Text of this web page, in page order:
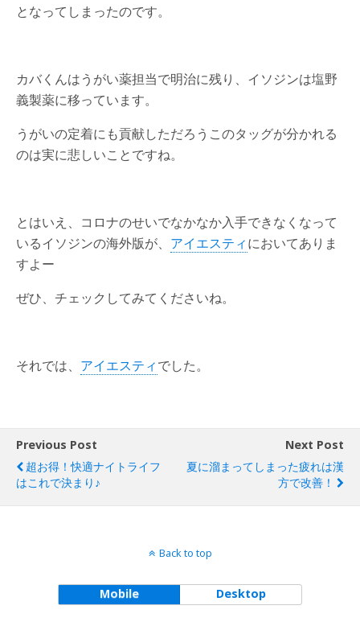
となってしまったのです。
カバくんはうがい薬担当で明治に残り、イソジンは塩野
義製薬に移っています。
うがいの定着にも貢献しただろうこのタッグが分かれる
のは実に悲しいことですね。
とはいえ、コロナのせいでなかなか入手できなくなって
いるイソジンの海外版が、 アイエスティにおいてありま
すよー
ぜひ、チェックしてみてくださいね。
それでは、 アイエスティでした。
Previous Post
超お得！快適ナイトライフ
はこれで決まり♪
Next Post
夏に溜まってしまった疲れは漢
方で改善！
Back to top
Mobile Desktop